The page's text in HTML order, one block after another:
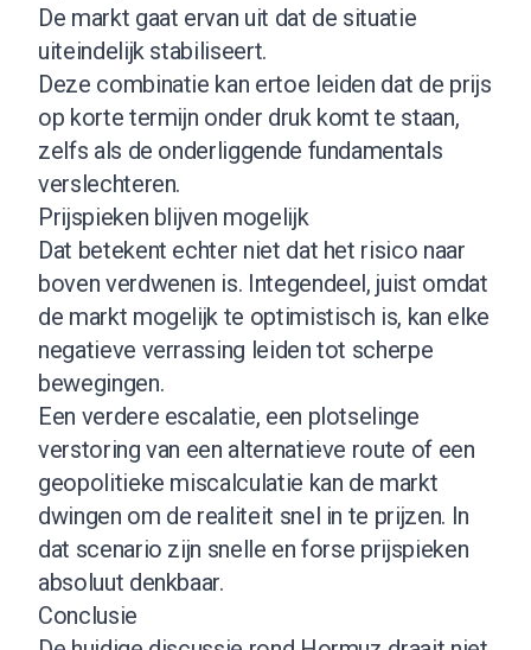
De markt gaat ervan uit dat de situatie
uiteindelijk stabiliseert.
Deze combinatie kan ertoe leiden dat de prijs
op korte termijn onder druk komt te staan,
zelfs als de onderliggende fundamentals
verslechteren.
Prijspieken blijven mogelijk
Dat betekent echter niet dat het risico naar
boven verdwenen is. Integendeel, juist omdat
de markt mogelijk te optimistisch is, kan elke
negatieve verrassing leiden tot scherpe
bewegingen.
Een verdere escalatie, een plotselinge
verstoring van een alternatieve route of een
geopolitieke miscalculatie kan de markt
dwingen om de realiteit snel in te prijzen. In
dat scenario zijn snelle en forse prijspieken
absoluut denkbaar.
Conclusie